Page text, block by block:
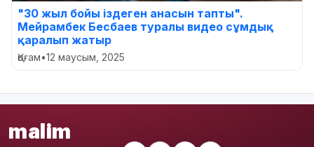
"30 жыл бойы іздеген анасын тапты".
Мейрамбек Бесбаев туралы видео сұмдық
қаралып жатыр
Қоғам•12 маусым, 2025
malim